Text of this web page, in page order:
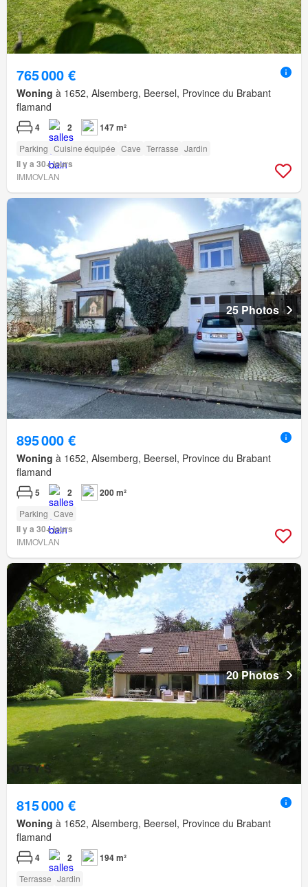
765 000 €
Woning à 1652, Alsemberg, Beersel, Province du Brabant
flamand
4 2 147 m²
Parking Cuisine équipée Cave Terrasse Jardin
Il y a 30+ jours
IMMOVLAN
25 Photos
895 000 €
Woning à 1652, Alsemberg, Beersel, Province du Brabant
flamand
5 2 200 m²
Parking Cave
Il y a 30+ jours
IMMOVLAN
20 Photos
815 000 €
Woning à 1652, Alsemberg, Beersel, Province du Brabant
flamand
4 2 194 m²
Terrasse Jardin